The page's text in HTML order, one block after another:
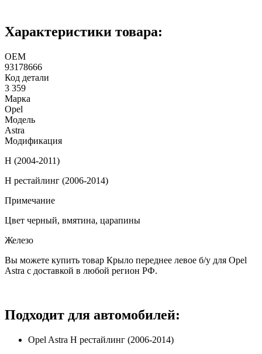
Характеристики товара:
ОЕМ
93178666
Код детали
3 359
Марка
Opel
Модель
Astra
Модификация
H (2004-2011)
H рестайлинг (2006-2014)
Примечание
Цвет черный, вмятина, царапины
Железо
Вы можете купить товар Крыло переднее левое б/у для Opel
Astra с доставкой в любой регион РФ.
Подходит для автомобилей:
Opel Astra H рестайлинг (2006-2014)